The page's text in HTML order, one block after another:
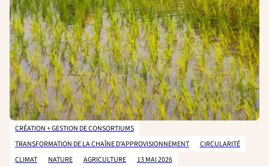
CRÉATION + GESTION DE CONSORTIUMS
TRANSFORMATION DE LA CHAÎNE D’APPROVISIONNEMENT
CIRCULARITÉ
CLIMAT
NATURE AGRICULTURE 13 MAI 2026